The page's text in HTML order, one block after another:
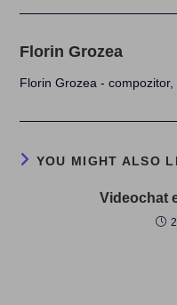
Florin Grozea
Florin Grozea -
YOU MIGHT ALSO
Videochat